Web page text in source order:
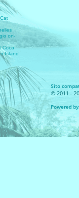
on-
Coco
Island
Sito
© 2011 -
Powered by